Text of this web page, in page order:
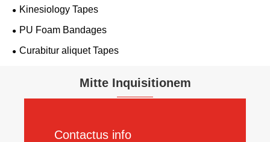
Kinesiology Tapes
PU Foam Bandages
Curabitur aliquet Tapes
Mitte Inquisitionem
Contactus info